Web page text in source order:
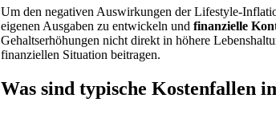
Um den negativen Auswirkungen der Lifestyle-
eigenen Ausgaben zu entwickeln und finanzielle
Gehaltserhöhungen nicht direkt in höhere
finanziellen Situation beitragen.
Was sind typische Kostenfallen